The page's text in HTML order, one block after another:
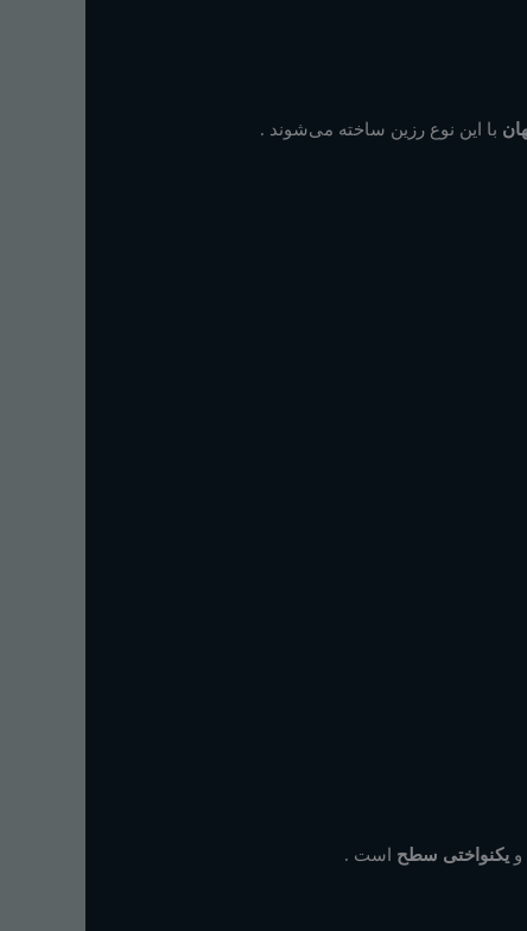
با این نوع رزین ساخته می‌شوند .
ویکنواختی سطح است .